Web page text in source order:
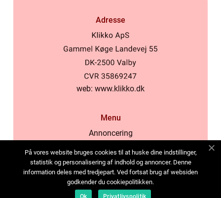
Adresse
web: www.klikko.dk
Menu
Annoncering
Cookies
Kontakt os
Sitemap
På vores website bruges cookies til at huske dine indstillinger,
statistik og personalisering af indhold og annoncer. Denne
information deles med tredjepart. Ved fortsat brug af websiden
godkender du cookiepolitikken.
Ok Privatlivspolitik